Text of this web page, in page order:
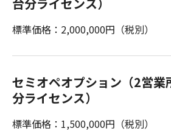
標準価格：2,000,000円（税別）
セミオペオプション（2営
分ライセンス）
標準価格：1,500,000円（税別）